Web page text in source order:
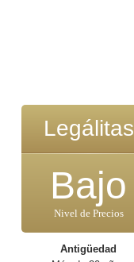
Legálitas
Bajo
Nivel de Precios
Antigüedad